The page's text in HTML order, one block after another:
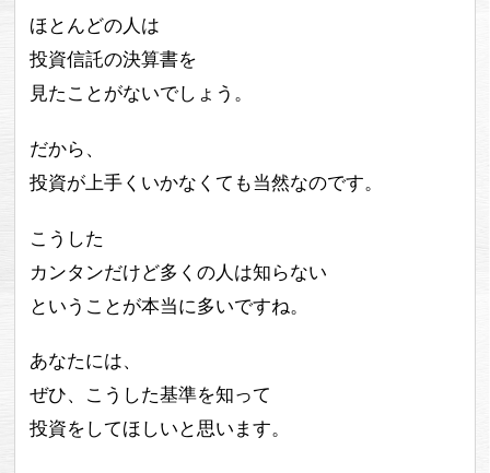
ほとんどの人は
投資信託の決算書を
見たことがないでしょう。
だから、
投資が上手くいかなくても当然なのです。
こうした
カンタンだけど多くの人は知らない
ということが本当に多いですね。
あなたには、
ぜひ、こうした基準を知って
投資をしてほしいと思います。